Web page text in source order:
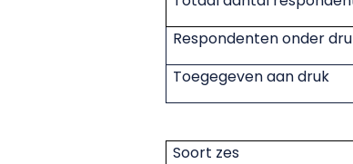
Respondenten onder
Toegegeven aan druk
Soort zes